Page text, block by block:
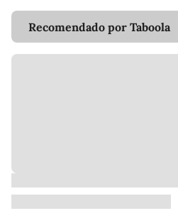
Recomendado por Taboola